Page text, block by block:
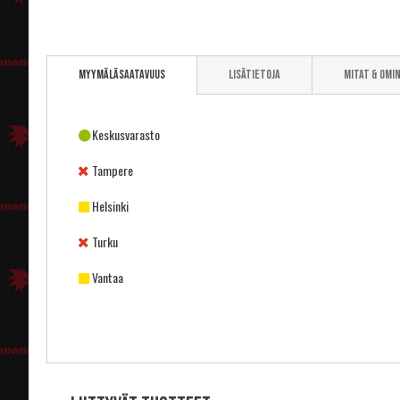
to
gallery
Myymäläsaatavuus
Keskusvarasto
Tampere
Helsinki
Turku
Vantaa
Lisätietoja Mitat &